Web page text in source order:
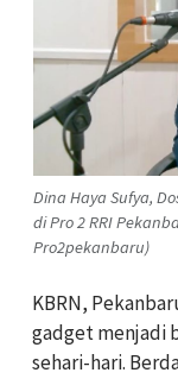
Dina Haya Sufya,
di Pro 2 RRI
Pro2pekanbaru)
KBRN,
gadget menjadi
sehari-hari.